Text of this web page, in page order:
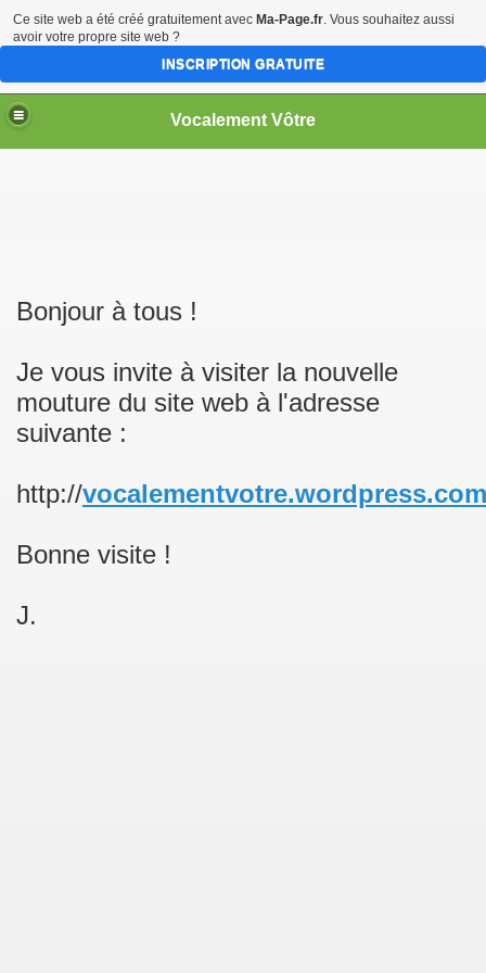
Vocalement Vôtre
Bonjour à tous !
Je vous invite à visiter la nouvelle
mouture du site web à l'adresse
suivante :
http://vocalementvotre.wordpress.com
Bonne visite !
J.
Ce site web a été créé gratuitement avec Ma-Page.fr. Vous souhaitez aussi
avoir votre propre site web ?
INSCRIPTION GRATUITE